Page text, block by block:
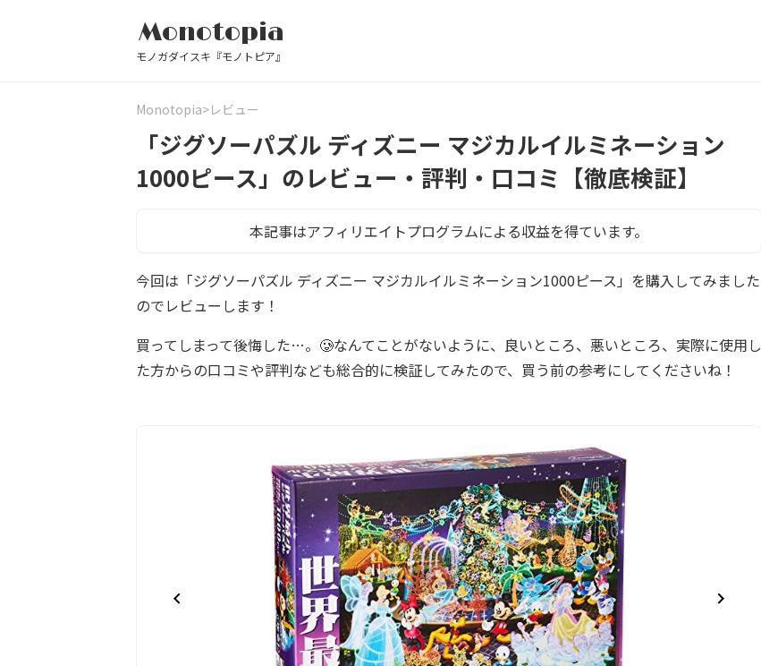
Monotopia
モノガダイスキ『モノトピア』
Monotopia レビュー
「ジグソーパズル ディズニー マジカルイルミネーション
1000ピース」のレビュー・評判・口コミ【徹底検証】
本記事はアフィリエイトプログラムによる収益を得ています。
今回は「ジグソーパズル ディズニー マジカルイルミネーション1000ピース」を購入してみました
のでレビューします！
買ってしまって後悔した…。🥲なんてことがないように、良いところ、悪いところ、実際に使用し
た方からの口コミや評判なども総合的に検証してみたので、買う前の参考にしてくださいね！